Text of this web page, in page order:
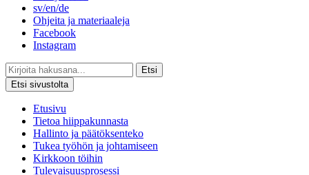
sv/en/de
Ohjeita ja materiaaleja
Facebook
Instagram
Etsi
Etsi sivustolta
Etusivu
Tietoa hiippakunnasta
Hallinto ja päätöksenteko
Tukea työhön ja johtamiseen
Kirkkoon töihin
Tulevaisuusprosessi